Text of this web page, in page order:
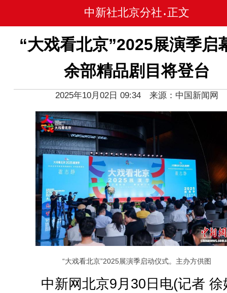
中新社北京分社 • 正文
“大戏看北京”2025展演季启
余部精品剧目将登台
2025年10月02日 09:34 来源：中国新闻网
“大戏看北京”2025展演季启动仪式。主办方供图
中新网北京9月30日电(记者 徐